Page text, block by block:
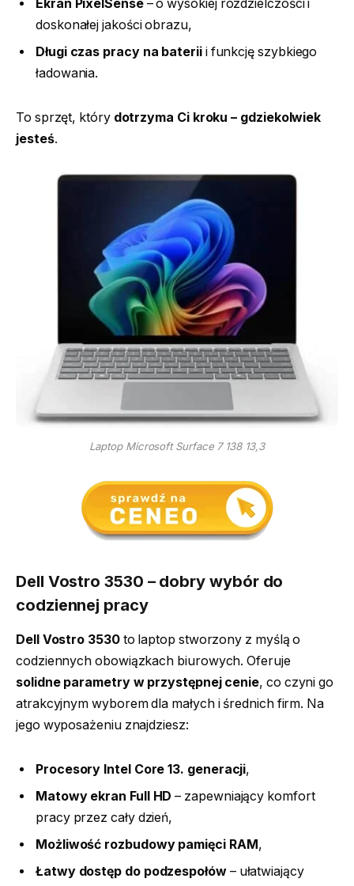
Ekran PixelSense– o wysokiej rozdzielczości i
doskonałej jakości obrazu,
Długi czas pracy na bateriii funkcję szybkiego
ładowania.
To sprzęt, który dotrzyma Ci kroku – gdziekolwiek
jesteś.
Laptop Microsoft Surface 7 138 13,3
Dell Vostro 3530 – dobry wybór do
codziennej pracy
Dell Vostro 3530to laptop stworzony z myślą o
codziennych obowiązkach biurowych. Oferuje
solidne parametry w przystępnej cenie, co czyni go
atrakcyjnym wyborem dla małych i średnich firm. Na
jego wyposażeniu znajdziesz:
Procesory Intel Core 13. generacji,
Matowy ekran Full HD – zapewniający komfort
pracy przez cały dzień,
Możliwość rozbudowy pamięci RAM,
Łatwy dostęp do podzespołów– ułatwiający